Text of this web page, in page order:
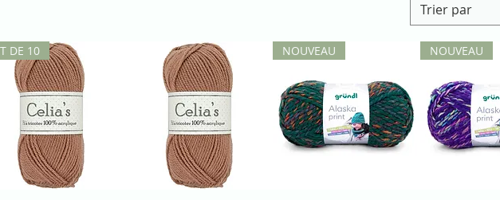
Trier par
DE 10 NOUVEAU NOUVEAU